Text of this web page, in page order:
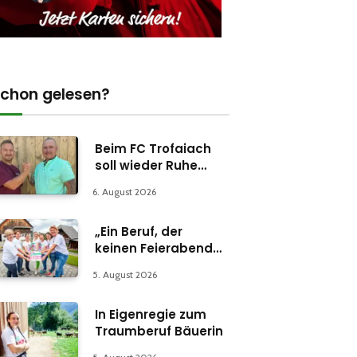
gelesen?
Beim FC Trofaiach
soll wieder Ruhe
6. August 2026
„Ein Beruf, der
keinen Feierabend
5. August 2026
In Eigenregie zum
Traumberuf Bäuerin